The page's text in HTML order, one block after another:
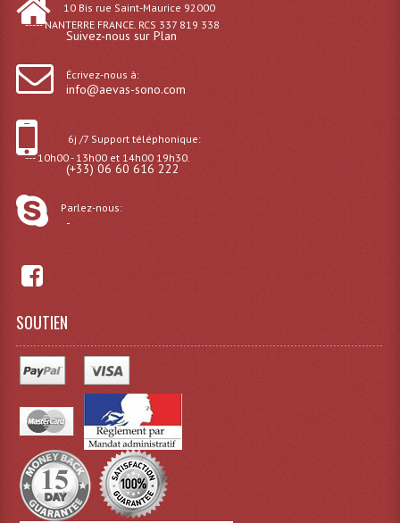
10 Bis rue Saint-Maurice 92000
----- NANTERRE FRANCE. RCS 337 819 338
Suivez-nous sur Plan
Écrivez-nous à:
info@aevas-sono.com
6j /7 Support téléphonique:
--- 10h00 - 13h00 et 14h00 19h30.
(+33) 06 60 616 222
Parlez-nous:
-
SOUTIEN